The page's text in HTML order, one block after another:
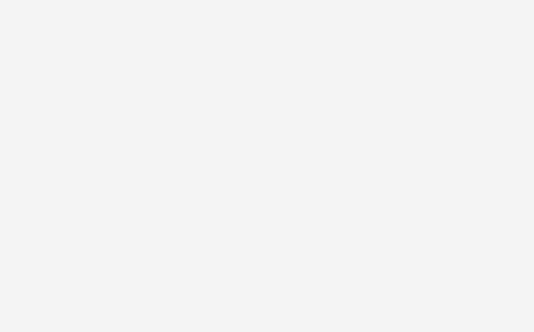
AGS Comfort
kombinierter Wert der CO₂-Emission: 126 g/km; CO₂-
AGS Comfort+
kombinierter Wert der CO₂-Emission: 127 g/km; CO₂-
Edition
kombinierter Wert der CO2-Emission: 121 g/km; CO2-